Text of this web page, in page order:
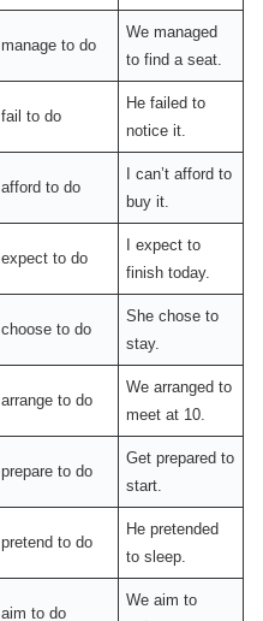
manage to do
We managed
to find a seat.
fail to do
He failed to
notice it.
afford to do
I can’t afford to
buy it.
expect to do
I expect to
finish today.
choose to do
She chose to
stay.
arrange to do
We arranged to
meet at 10.
prepare to do
Get prepared to
start.
pretend to do
He pretended
to sleep.
aim to do
We aim to